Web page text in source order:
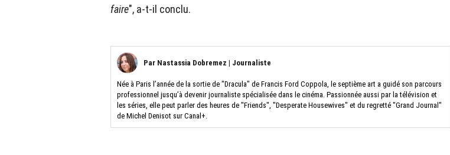
faire", a-t-il conclu.
Par Nastassia Dobremez | Journaliste
Née à Paris l’année de la sortie de "Dracula" de Francis Ford Coppola, le septième art a guidé son parcours
professionnel jusqu’à devenir journaliste spécialisée dans le cinéma. Passionnée aussi par la télévision et
les séries, elle peut parler des heures de "Friends", "Desperate Housewives" et du regretté "Grand Journal"
de Michel Denisot sur Canal+.